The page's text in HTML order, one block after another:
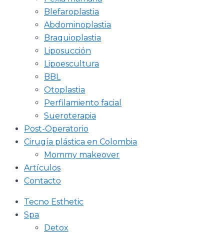
Blefaroplastia
Abdominoplastia
Braquioplastia
Liposucción
Lipoescultura
BBL
Otoplastia
Perfilamiento facial
Sueroterapia
Post-Operatorio
Cirugía plástica en Colombia
Mommy makeover
Artículos
Contacto
Tecno Esthetic
Spa
Detox